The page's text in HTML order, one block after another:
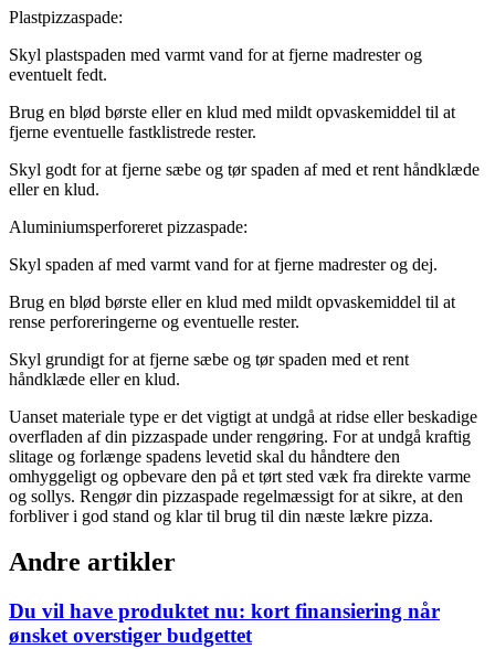
Plastpizzaspade:
Skyl plastspaden med varmt vand for at fjerne madrester og
eventuelt fedt.
Brug en blød børste eller en klud med mildt opvaskemiddel til at
fjerne eventuelle fastklistrede rester.
Skyl godt for at fjerne sæbe og tør spaden af med et rent håndklæde
eller en klud.
Aluminiumsperforeret pizzaspade:
Skyl spaden af med varmt vand for at fjerne madrester og dej.
Brug en blød børste eller en klud med mildt opvaskemiddel til at
rense perforeringerne og eventuelle rester.
Skyl grundigt for at fjerne sæbe og tør spaden med et rent
håndklæde eller en klud.
Uanset materiale type er det vigtigt at undgå at ridse eller beskadige
overfladen af din pizzaspade under rengøring. For at undgå kraftig
slitage og forlænge spadens levetid skal du håndtere den
omhyggeligt og opbevare den på et tørt sted væk fra direkte varme
og sollys. Rengør din pizzaspade regelmæssigt for at sikre, at den
forbliver i god stand og klar til brug til din næste lækre pizza.
Andre artikler
Du vil have produktet nu: kort finansiering når
ønsket overstiger budgettet